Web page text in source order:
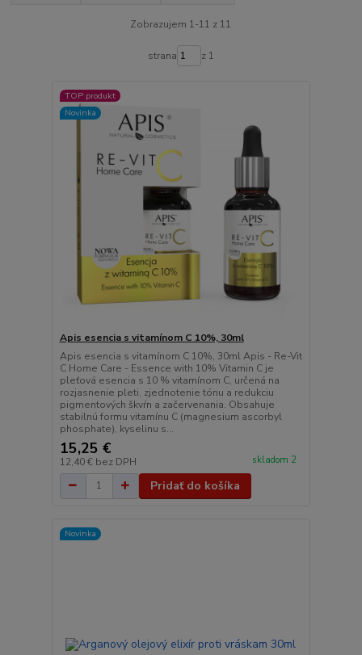
Zobrazujem 1-11 z 11
strana z 1
TOP produkt
Novinka
Apis esencia s vitamínom C 10%, 30ml
Apis esencia s vitamínom C 10%, 30ml Apis - Re-Vit
C Home Care - Essence with 10% Vitamin C je
pleťová esencia s 10 % vitamínom C, určená na
rozjasnenie pleti, zjednotenie tónu a redukciu
pigmentových škvŕn a začervenania. Obsahuje
stabilnú formu vitamínu C (magnesium ascorbyl
phosphate), kyselinu s...
15,25 €
12,40 € bez DPH skladom 2
Pridať do košíka
Novinka